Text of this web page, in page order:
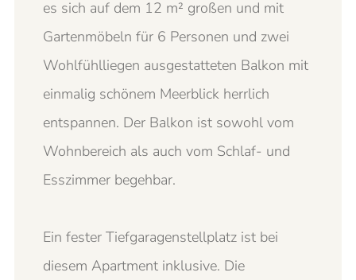
es sich auf dem 12 m² großen und mit
Gartenmöbeln für 6 Personen und zwei
Wohlfühlliegen ausgestatteten Balkon mit
einmalig schönem Meerblick herrlich
entspannen. Der Balkon ist sowohl vom
Wohnbereich als auch vom Schlaf- und
Esszimmer begehbar.
Ein fester Tiefgaragenstellplatz ist bei
diesem Apartment inklusive. Die